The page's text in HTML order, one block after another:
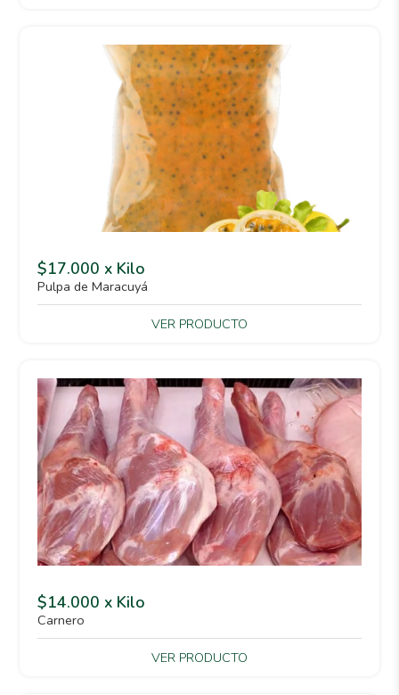
$17.000 x Kilo
Pulpa de Maracuyá
VER PRODUCTO
$14.000 x Kilo
Carnero
VER PRODUCTO